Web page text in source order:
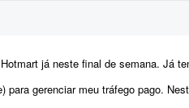
Já tenho os vídeos e preciso subir todo o
momento, procuro apenas o gerenciamento do tráfego: criação e